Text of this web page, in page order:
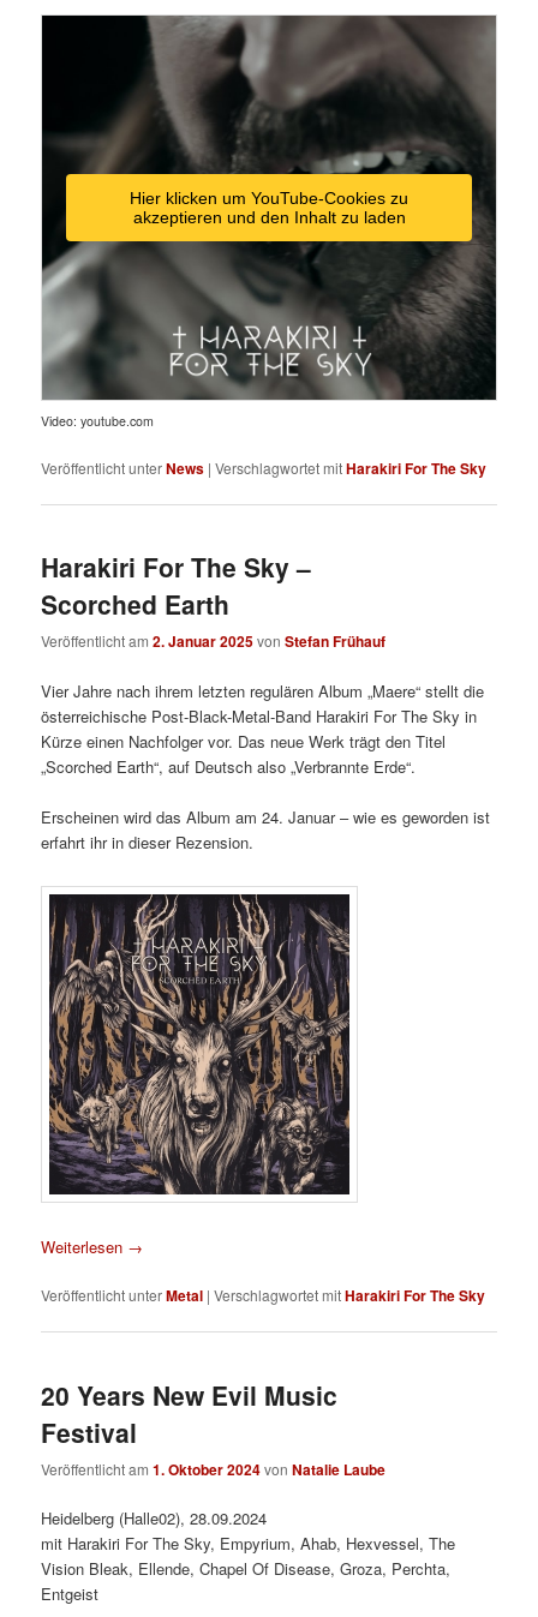
Hier klicken um YouTube-Cookies zu
akzeptieren und den Inhalt zu laden
Video: youtube.com
Veröffentlicht unterNews |Verschlagwortet mitHarakiri For The Sky
Harakiri For The Sky –
Scorched Earth
Veröffentlicht am2. Januar 2025vonStefan Frühauf
Vier Jahre nach ihrem letzten regulären Album „Maere“ stellt die
österreichische Post-Black-Metal-Band Harakiri For The Sky in
Kürze einen Nachfolger vor. Das neue Werk trägt den Titel
„Scorched Earth“, auf Deutsch also „Verbrannte Erde“.
Erscheinen wird das Album am 24. Januar – wie es geworden ist
erfahrt ihr in dieser Rezension.
Weiterlesen →
Veröffentlicht unterMetal |Verschlagwortet mitHarakiri For The Sky
20 Years New Evil Music
Festival
Veröffentlicht am1. Oktober 2024vonNatalie Laube
Heidelberg (Halle02), 28.09.2024
mit Harakiri For The Sky, Empyrium, Ahab, Hexvessel, The
Vision Bleak, Ellende, Chapel Of Disease, Groza, Perchta,
Entgeist